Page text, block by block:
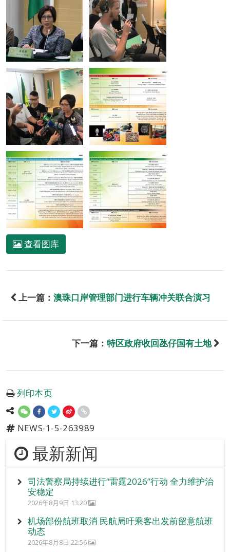
查看图库
上一篇： 澳珠口岸管理部门进行车辆冲关联合演习
下一篇： 特区政府收回氹仔国有土地
列印本页
NEWS-1-5-263989
最新新闻
司法警察局持续进行“雷霆2026”行动 全力维护治
安稳定
2026年8月9日 13:20
机场部份航班取消 民航局吁乘客出发前留意航班
动态
2026年8月8日 22:56